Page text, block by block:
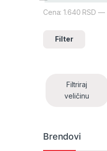
Minimalna cena
Maksimalna cena
Filter
Cena:1.640 RSD —
Filtriraj
veličinu
Brendovi